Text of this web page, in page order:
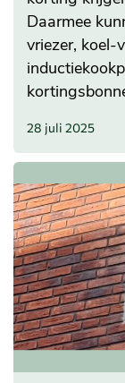
Daarmee
vriezer, koel-
28 juli 2025